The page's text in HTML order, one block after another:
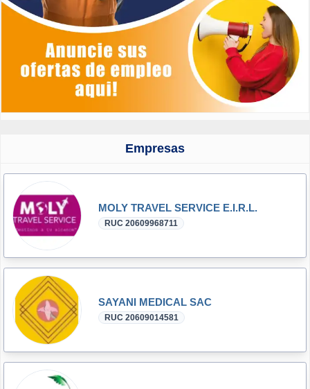
Empresas
MOLY TRAVEL SERVICE E.I.R.L.
RUC 20609968711
SAYANI MEDICAL SAC
RUC 20609014581